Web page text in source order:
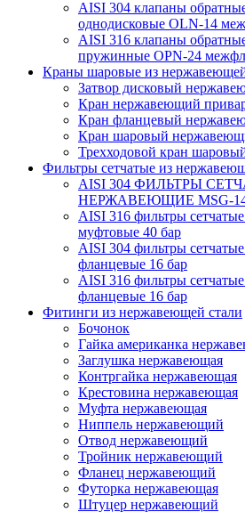
AISI 304 клапаны
однодисковые OLN-14
AISI 316 клапаны
пружинные OPN-24
Краны шаровые из
Затвор дисковый
Кран нержавеющий
Кран фланцевый
Кран шаровый
Трехходовой кран
Фильтры сетчатые из
AISI 304 ФИЛЬТРЫ
НЕРЖАВЕЮЩИЕ MSG-
AISI 316 фильтры
муфтовые 40 бар
AISI 304 фильтры
фланцевые 16 бар
AISI 316 фильтры
фланцевые 16 бар
Фитинги из нержавеющей стали
Бочонок
Гайка американка
Заглушка нержавеющая
Контргайка нержавеющая
Крестовина нержавеющая
Муфта нержавеющая
Ниппель нержавеющий
Отвод нержавеющий
Тройник нержавеющий
Фланец нержавеющий
Футорка нержавеющая
Штуцер нержавеющий